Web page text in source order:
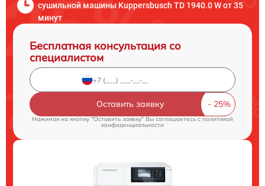
сушильной машины Kuppersbusch TD 1940.0 W от 35
минут
Бесплатная консультация со
специалистом
Оставить заявку
Нажимая на кнопку "Оставить заявку" Вы соглашаетесь cполитикой
конфиденциальности